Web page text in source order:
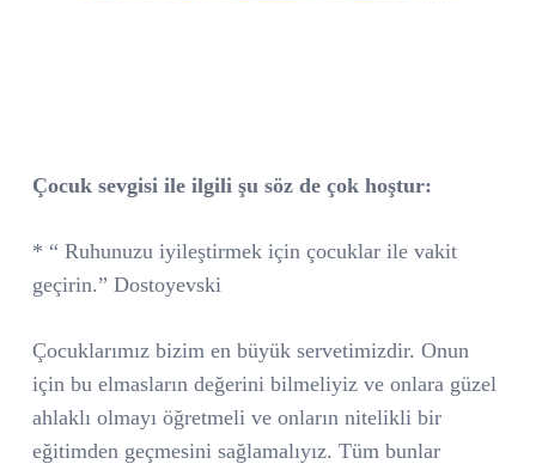
Çocuk sevgisi ile ilgili şu söz de çok hoştur:
* “ Ruhunuzu iyileştirmek için çocuklar ile vakit
geçirin.” Dostoyevski
Çocuklarımız bizim en büyük servetimizdir. Onun
için bu elmasların değerini bilmeliyiz ve onlara güzel
ahlaklı olmayı öğretmeli ve onların nitelikli bir
eğitimden geçmesini sağlamalıyız. Tüm bunlar